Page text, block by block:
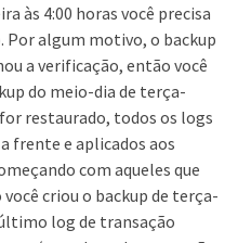
às 4:00 horas você precisa
Por algum motivo, o backup
a verificação, então você
do meio-dia de terça-
restaurado, todos os logs
frente e aplicados aos
com aqueles que
criou o backup de terça-
log de transação